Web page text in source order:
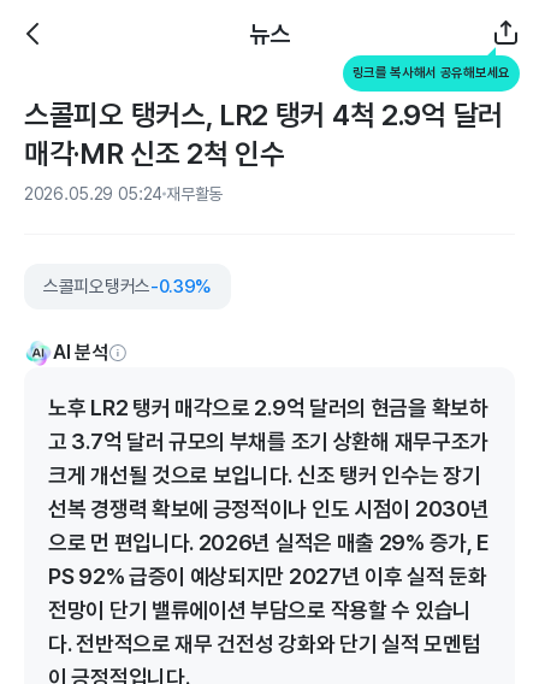
뉴스
링크를 복사해서 공유해보세요
스콜피오 탱커스, LR2 탱커 4척 2.9억 달러
매각·MR 신조 2척 인수
2026.05.29 05:24 재무활동
스콜피오탱커스-0.39%
AI 분석
노후 LR2 탱커 매각으로 2.9억 달러의 현금을 확보하
고 3.7억 달러 규모의 부채를 조기 상환해 재무구조가
크게 개선될 것으로 보입니다. 신조 탱커 인수는 장기
선복 경쟁력 확보에 긍정적이나 인도 시점이 2030년
으로 먼 편입니다. 2026년 실적은 매출 29% 증가, E
PS 92% 급증이 예상되지만 2027년 이후 실적 둔화
전망이 단기 밸류에이션 부담으로 작용할 수 있습니
다. 전반적으로 재무 건전성 강화와 단기 실적 모멘텀
이 긍정적입니다.